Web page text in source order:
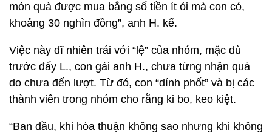
món quà được mua bằng số tiền ít ỏi mà con có,
khoảng 30 nghìn đồng”, anh H. kể.
Việc này dĩ nhiên trái với “lệ” của nhóm, mặc dù
trước đấy L., con gái anh H., chưa từng nhận quà
do chưa đến lượt. Từ đó, con “dính phốt” và bị các
thành viên trong nhóm cho rằng ki bo, keo kiệt.
“Ban đầu, khi hòa thuận không sao nhưng khi không